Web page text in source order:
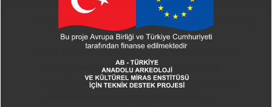
ve adayları belirlemek, yönlendirmek.
Eğitim seminerleri planlamak, düzenlemek
ve gerçekleştirmek.
Yaz okulları planlamak, düzenlemek ve
gerçekleştirmek.
Sertifikalı eğitim programları planlamak,
AB-TR Anadolu Arkeoloji ve Kültürel Miras
Enstitüsü Projesinin tüm bileşenleri
tamamlanmış olup,Türk Arkeoloji ve